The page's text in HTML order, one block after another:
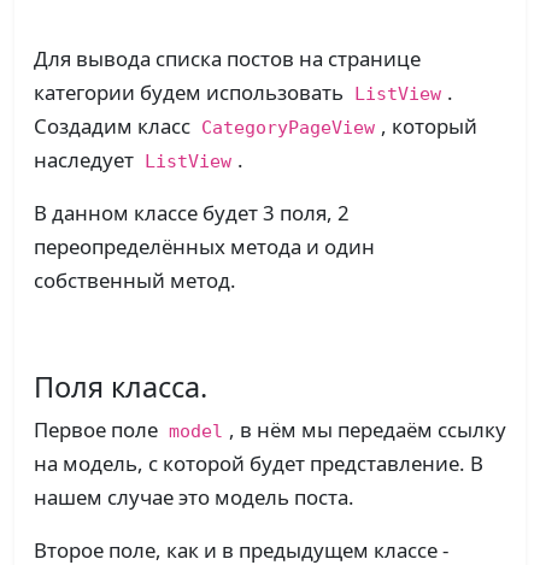
Для вывода списка постов на странице
категории будем использовать
ListView .
Создадим класс CategoryPageView , который
наследует ListView .
В данном классе будет 3 поля, 2
переопределённых метода и один
собственный метод.
Поля класса.
Первое поле model , в нём мы передаём ссылку
на модель, с которой будет представление. В
нашем случае это модель поста.
Второе поле, как и в предыдущем классе -